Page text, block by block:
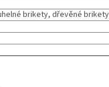
brikety, dřevěné brikety